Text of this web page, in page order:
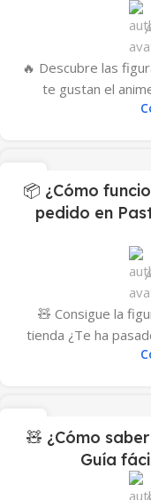
🔥 Descubre las
te gustan el
20
ABR
📦 ¿Cómo
pedido en
🧸 Consigue la
tienda ¿Te ha
10
ABR🧸 ¿Cómo
Guía